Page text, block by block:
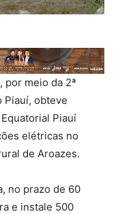
por meio da 2ª
Piauí, obteve
Piauí
elétricas no
de Aroazes.
no prazo de 60
e instale 500